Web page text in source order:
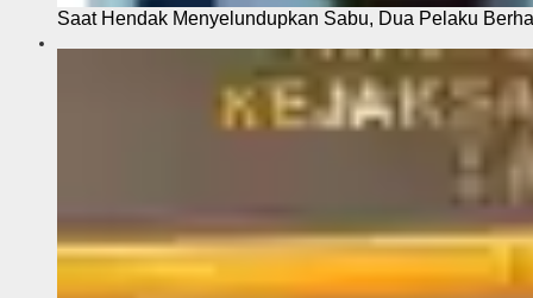
Saat Hendak Menyelundupkan Sabu, Dua Pelaku